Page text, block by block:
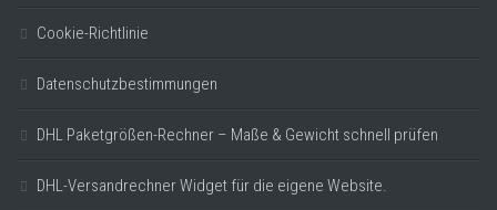
Cookie-Richtlinie
Datenschutzbestimmungen
DHL Paketgrößen-Rechner – Maße & Gewicht schnell prüfen
DHL-Versandrechner Widget für die eigene Website.